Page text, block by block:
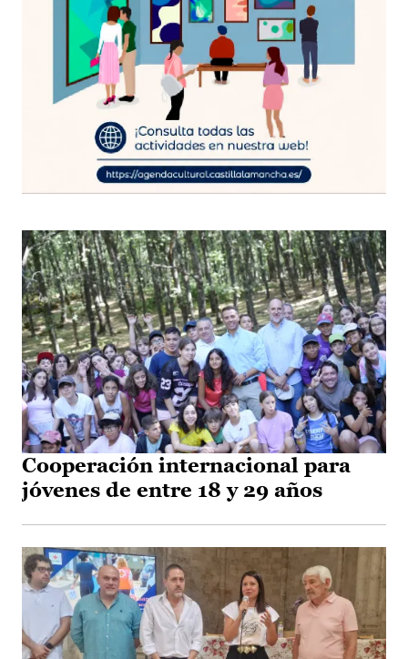
Cooperación internacional para
jóvenes de entre 18 y 29 años